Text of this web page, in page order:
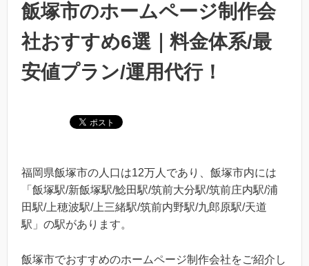
飯塚市のホームページ制作会
社おすすめ6選｜料金体系/最
安値プラン/運用代行！
福岡県飯塚市の人口は12万人であり、飯塚市内には
「飯塚駅/新飯塚駅/鯰田駅/筑前大分駅/筑前庄内駅/浦
田駅/上穂波駅/上三緒駅/筑前内野駅/九郎原駅/天道
駅」の駅があります。
飯塚市でおすすめのホームページ制作会社をご紹介し